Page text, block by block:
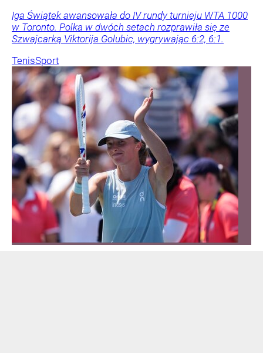
Iga Świątek awansowała do IV rundy turnieju WTA 1000
w Toronto. Polka w dwóch setach rozprawiła się ze
Szwajcarką Viktorija Golubic, wygrywając 6:2, 6:1.
TenisSport